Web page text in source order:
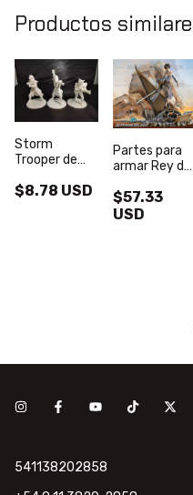
Productos
Storm
Trooper de
altura Star
$8.78 USD
Partes para
armar Rey de
20cm de
altura
$57.33
USD
541138202858